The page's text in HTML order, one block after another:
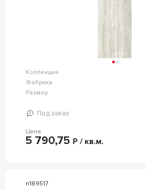
Коллекция
Фабрика
Размер
Под заказ
Цена
5 790,75 Р / кв.м.
n189517